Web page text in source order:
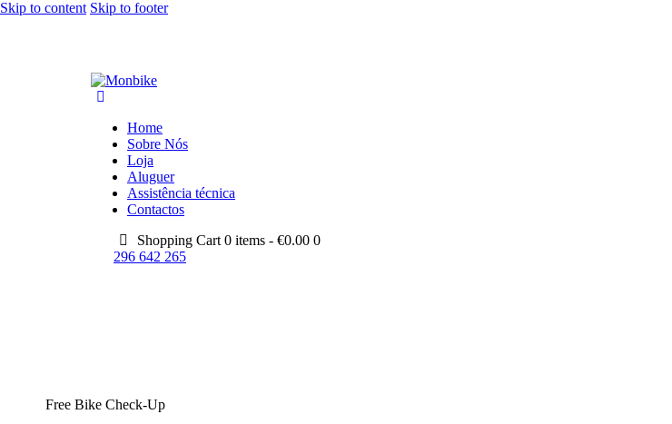
Skip to content Skip to footer
Home
Sobre Nós
Loja
Aluguer
Assistência técnica
Contactos
Shopping Cart 0 items -€0.00 0
296 642 265
Free Bike Check-Up